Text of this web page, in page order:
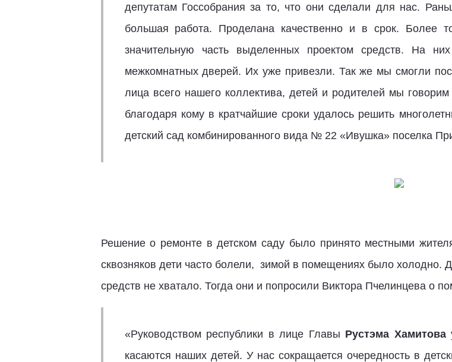
депутатам Госсобрания за то, что они сделали для нас.
большая работа. Проделана качественно и в срок. Более
значительную часть выделенных проектом средств. На
межкомнатных дверей. Их уже привезли. Так же мы смогли
лица всего нашего коллектива, детей и родителей мы
благодаря кому в кратчайшие сроки удалось решить
детский сад комбинированного вида № 22 «Ивушка» поселка
Решение о ремонте в детском саду было принято местными
сквозняков дети часто болели, зимой в помещениях было холодно.
средств не хватало. Тогда они и попросили Виктора Пчелинцева о
«Руководством республики в лице Главы Рустэма Хамитова
касаются наших детей. У нас сокращается очередность в